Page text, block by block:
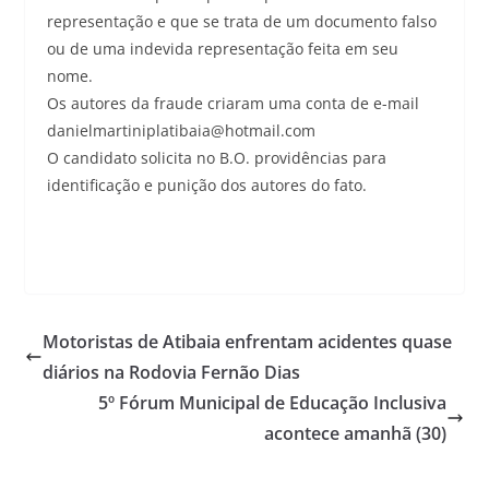
representação e que se trata de um documento falso
ou de uma indevida representação feita em seu
nome.
Os autores da fraude criaram uma conta de e-mail
danielmartiniplatibaia@hotmail.com
O candidato solicita no B.O. providências para
identificação e punição dos autores do fato.
Motoristas de Atibaia enfrentam acidentes quase
diários na Rodovia Fernão Dias
5º Fórum Municipal de Educação Inclusiva
acontece amanhã (30)